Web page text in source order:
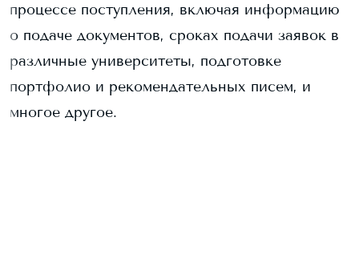
процессе поступления, включая информацию
о подаче документов, сроках подачи заявок в
различные университеты, подготовке
портфолио и рекомендательных писем, и
многое другое.